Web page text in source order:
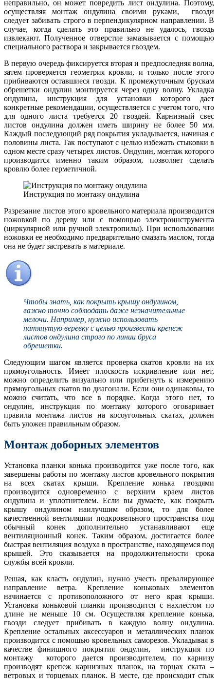
неправильно, он может повредить лист ондулина. Поэтому,
осуществляя монтаж ондулина своими руками, гвозди
следует забивать строго в перпендикулярном направлении. В
случае, когда сделать это правильно не удалось, гвоздь
извлекают. Полученное отверстие замазывается с помощью
специального раствора и закрывается гвоздем.
В первую очередь фиксируется вторая и предпоследняя волна,
затем проверяется геометрия кровли, и только после этого
прибиваются оставшиеся гвозди. К промежуточным брускам
обрешетки ондулин монтируется через одну волну. Укладка
ондулина, инструкция для установки которого дает
конкретные рекомендации, осуществляется с учетом того, что
для одного листа требуется 20 гвоздей. Карнизный свес
листов ондулина должен иметь ширину не более 50 мм.
Каждый последующий ряд покрытия укладывается, начиная с
половины листа. Так поступают с целью избежать стыковки в
одном месте сразу четырех листов. Ондулин, монтаж которого
производится именно таким образом, позволяет сделать
кровлю более герметичной.
Инструкция по монтажу ондулина
Разрезание листов этого кровельного материала производится
ножовкой по дереву или с помощью электроинструмента
(циркулярной или ручной электропилы). При использовании
ножовки ее необходимо предварительно смазать маслом, тогда
она не будет застревать в материале.
Чтобы знать, как покрыть крышу ондулином,
важно точно соблюдать даже незначительные
мелочи. Например, нужно использовать
натянутую веревку с целью произвести крепеж
листов ондулина строго по линии бруса
обрешетки.
Следующим шагом является проверка скатов кровли на их
прямоугольность. Имеет плоскость искривление или нет,
можно определить визуально или прибегнуть к измерению
прямоугольных скатов по диагонали. Если они одинаковы, то
можно считать, что все в порядке. Когда этого нет, то
ондулин, инструкция по монтажу которого оговаривает
правила монтажа листов на косоугольных скатах, должен
быть уложен правильным образом.
Монтаж доборных элементов
Установка планки конька производится уже после того, как
завершены работы по монтажу листов кровельного покрытия
на всех скатах крыши. Крепление конька гвоздями
производится одновременно с верхним краем листов
ондулина и уплотнителем. Если вы думаете, как покрыть
крышу ондулином наилучшим образом, то для более
качественной вентиляции подкровельного пространства под
обычный конек дополнительно устанавливают еще
вентиляционный конек. Таким образом, достигается более
быстрая вентиляция воздуха в пространстве, находящемся под
крышей. Это сказывается на продолжительности срока
службы всей кровли.
Решая, как класть ондулин, нужно учесть превалирующее
направление ветра. Крепление коньковых элементов
начинается с противоположного от него края крыши.
Установка коньковой планки производится с нахлестом по
длине не меньше 10 см. Осуществляя крепление конька,
гвозди следует прибивать в каждую волну ондулина.
Крепление остальных аксессуаров и металлических планок
производится с помощью кровельных саморезов. Укладывая в
качестве финишного покрытия ондулин, инструкция по
монтажу которого дается производителем, по карнизу
производят крепеж карнизных планок, на торцах ската –
ветровых и торцевых планок. В месте, где происходит стык